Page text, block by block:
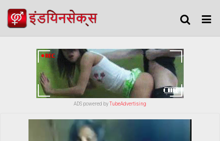
ADS powered byTubeAdvertising